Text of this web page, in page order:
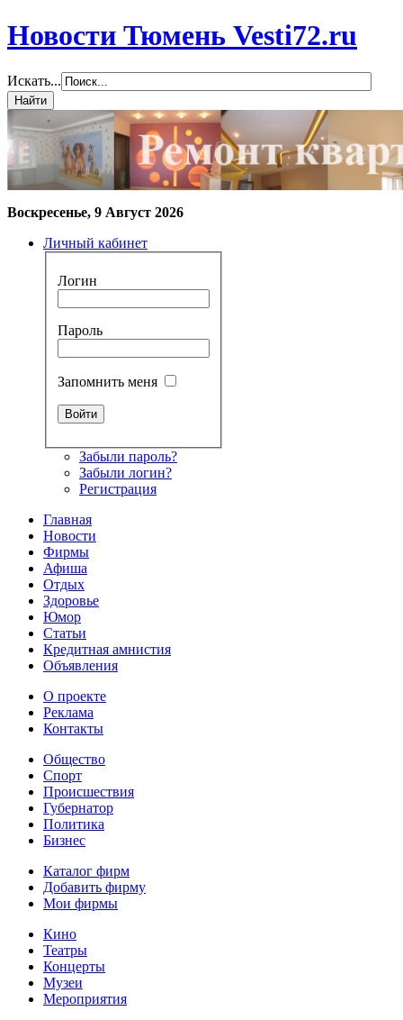
Новости Тюмень Vesti72.ru
Искать...
Воскресенье, 9 Август 2026
Личный кабинет
Логин
Пароль
Запомнить меня
Забыли пароль?
Забыли логин?
Регистрация
Главная
Новости
Фирмы
Афиша
Отдых
Здоровье
Юмор
Статьи
Кредитная амнистия
Объявления
О проекте
Реклама
Контакты
Общество
Спорт
Происшествия
Губернатор
Политика
Бизнес
Каталог фирм
Добавить фирму
Мои фирмы
Кино
Театры
Концерты
Музеи
Мероприятия